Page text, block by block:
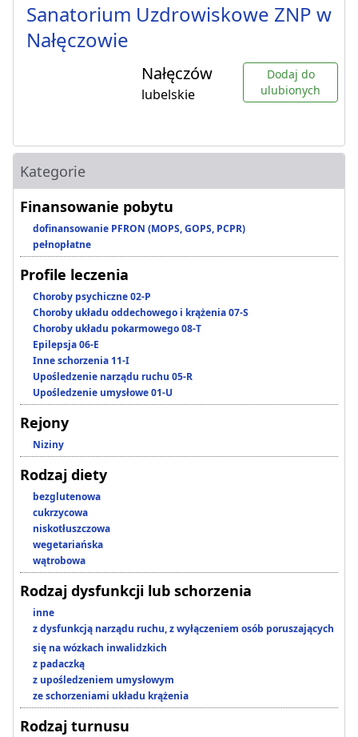
Sanatorium Uzdrowiskowe ZNP w
Nałęczowie
Nałęczów
lubelskie
Dodaj do
ulubionych
Kategorie
Finansowanie pobytu
dofinansowanie PFRON (MOPS, GOPS, PCPR)
pełnopłatne
Profile leczenia
Choroby psychiczne 02-P
Choroby układu oddechowego i krążenia 07-S
Choroby układu pokarmowego 08-T
Epilepsja 06-E
Inne schorzenia 11-I
Upośledzenie narządu ruchu 05-R
Upośledzenie umysłowe 01-U
Rejony
Niziny
Rodzaj diety
bezglutenowa
cukrzycowa
niskotłuszczowa
wegetariańska
wątrobowa
Rodzaj dysfunkcji lub schorzenia
inne
z dysfunkcją narządu ruchu, z wyłączeniem osób poruszających
się na wózkach inwalidzkich
z padaczką
z upośledzeniem umysłowym
ze schorzeniami układu krążenia
Rodzaj turnusu